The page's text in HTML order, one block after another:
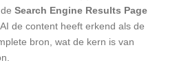
Search Engine Results Page
AI de content heeft erkend als de
bron, wat de kern is van